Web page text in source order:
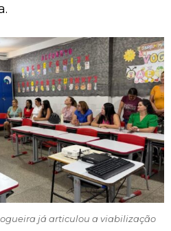
já articulou a viabilização